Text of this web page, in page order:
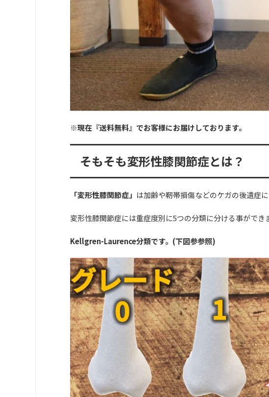
※現在『送料無料』でお客様にお届けしております。
そもそも変形性膝関節症とは？
「変形性膝関節症」 は加齢や靭帯損傷などのケガの後遺症
変形性膝関節症には重症度別に5つの分類に分ける事ができ
Kellgren-Laurence分類です。(下図参参照)